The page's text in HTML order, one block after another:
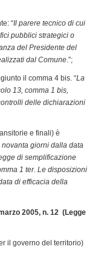
“Il parere tecnico di cui
pubblici strategici o
del Presidente del
dal Comune.”;
il comma 4 bis. “La
13, comma 1 bis,
delle dichiarazioni
e finali) è
giorni dalla data
di semplificazione
1 ter. Le disposizioni
di efficacia della
2005, n. 12 (Legge
il governo del territorio)